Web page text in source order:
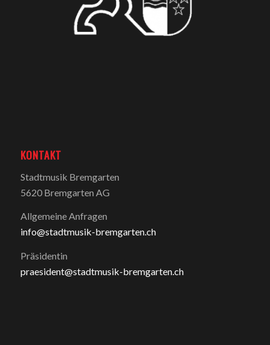
KONTAKT
Stadtmusik Bremgarten
5620 Bremgarten AG
Allgemeine Anfragen
info@stadtmusik-bremgarten.ch
Präsidentin
praesident@stadtmusik-bremgarten.ch